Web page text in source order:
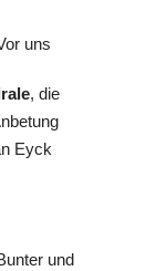
uns
, die
Eyck
und